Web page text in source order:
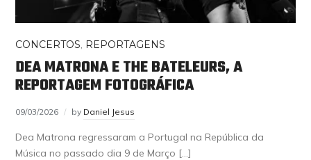
CONCERTOS REPORTAGENS
DEA MATRONA E THE BATELEURS, A
REPORTAGEM FOTOGRÁFICA
09/03/2026 by Daniel Jesus
Dea Matrona regressaram a Portugal na República da
Música no passado dia 9 de Março […]